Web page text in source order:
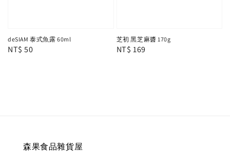
deSIAM 泰式魚露 60ml
Regular
NT$ 50
芝初 黑芝麻醬 170g
Regular
NT$ 169
森果食品雜貨屋